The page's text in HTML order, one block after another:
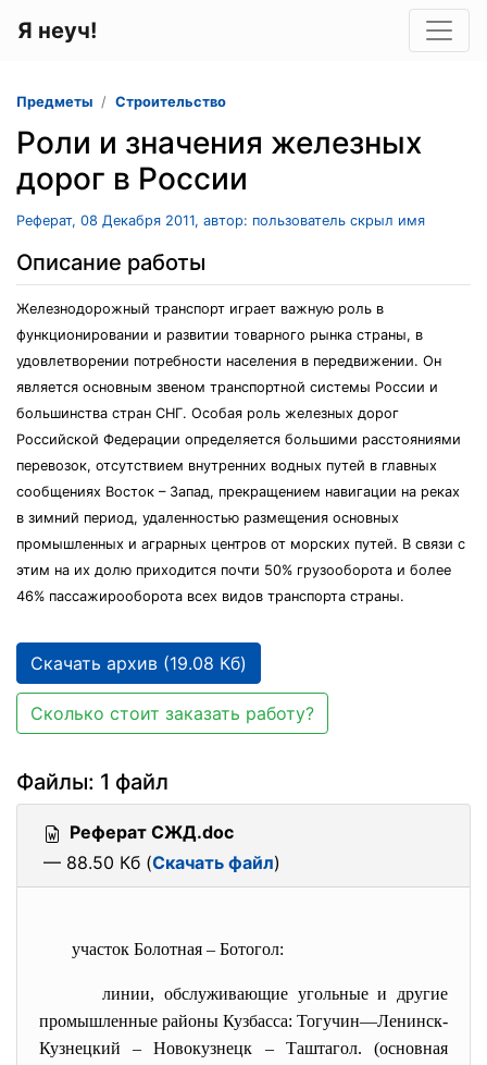
Я неуч!
Предметы Строительство
Роли и значения железных
дорог в России
Реферат, 08 Декабря 2011, автор: пользователь скрыл имя
Описание работы
Железнодорожный транспорт играет важную роль в
функционировании и развитии товарного рынка страны, в
удовлетворении потребности населения в передвижении. Он
является основным звеном транспортной системы России и
большинства стран СНГ. Особая роль железных дорог
Российской Федерации определяется большими расстояниями
перевозок, отсутствием внутренних водных путей в главных
сообщениях Восток – Запад, прекращением навигации на реках
в зимний период, удаленностью размещения основных
промышленных и аграрных центров от морских путей. В связи с
этим на их долю приходится почти 50% грузооборота и более
46% пассажирооборота всех видов транспорта страны.
Скачать архив (19.08 Кб)
Сколько стоит заказать работу?
Файлы: 1 файл
Реферат СЖД.doc
— 88.50 Кб (Скачать файл)
участок Болотная – Ботогол:
линии, обслуживающие угольные и другие
промышленные районы Кузбасса: Тогучин—Ленинск-
Кузнецкий – Новокузнецк – Таштагол. (основная